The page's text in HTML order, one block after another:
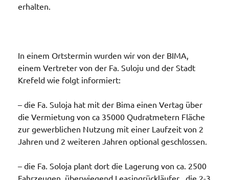
erhalten.
In einem Ortstermin wurden wir von der BIMA,
einem Vertreter von der Fa. Suloju und der Stadt
Krefeld wie folgt informiert:
– die Fa. Suloja hat mit der Bima einen Vertag über
die Vermietung von ca 35000 Qudratmetern Fläche
zur gewerblichen Nutzung mit einer Laufzeit von 2
Jahren und 2 weiteren Jahren optional geschlossen.
– die Fa. Soloja plant dort die Lagerung von ca. 2500
Fahrzeugen, überwiegend Leasingrückläufer , die 2-3